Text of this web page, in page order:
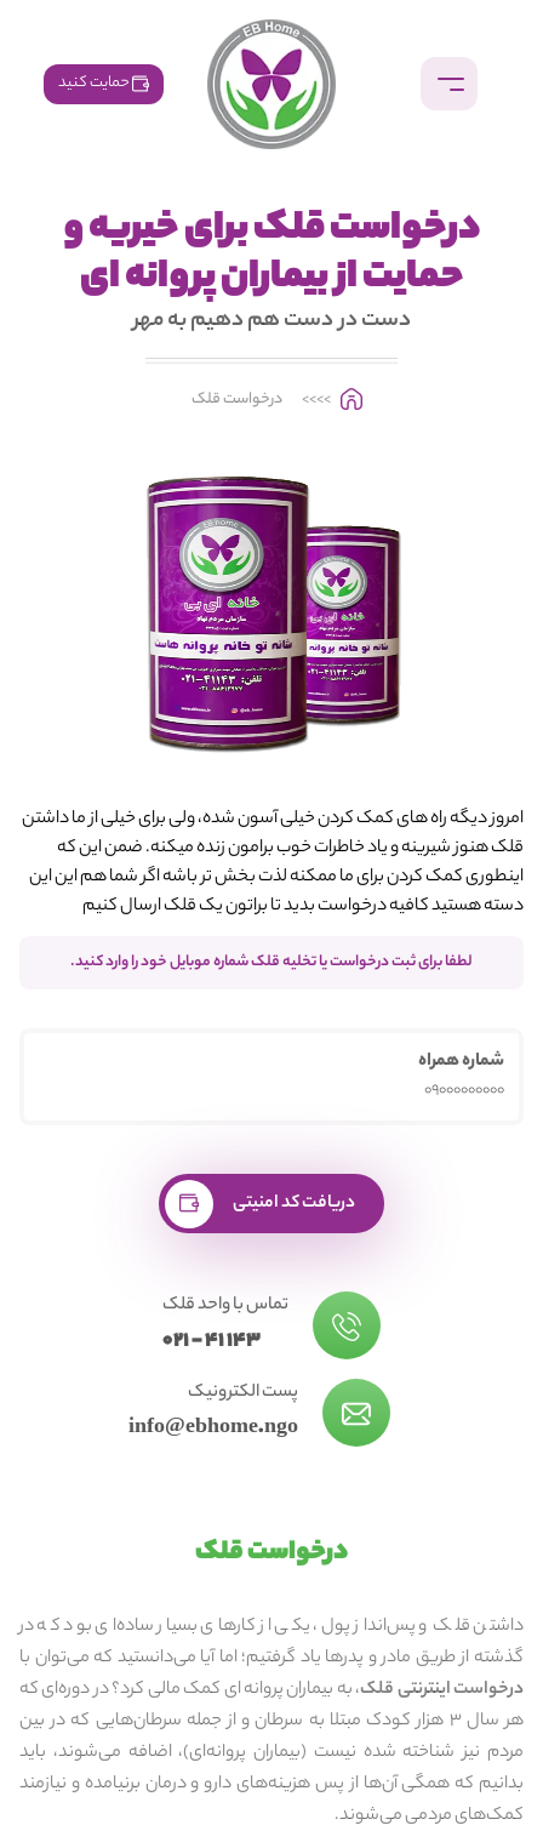
حمایت کنید
درخواست قلک برای خیریه و
حمایت از بیماران پروانه ای
دست در دست هم دهیم به مهر
>>>> درخواست قلک
امروز دیگه راه های کمک کردن خیلی آسون شده، ولی برای خیلی از ما داشتن
قلک هنوز شیرینه و یاد خاطرات خوب برامون زنده میکنه. ضمن این که
اینطوری کمک کردن برای ما ممکنه لذت بخش تر باشه اگر شما هم این این
دسته هستید کافیه درخواست بدید تا براتون یک قلک ارسال کنیم
لطفا برای ثبت درخواست یا تخلیه قلک شماره موبایل خود را وارد کنید.
شماره همراه
دریافت کد امنیتی
تماس با واحد قلک
021 - 41 143
پست الکترونیک
info@ebhome.ngo
درخواست قلک
داشتن قلک و پس‌انداز پول، یکی از کارهای بسیار ساده‌ای بود که در
گذشته از طریق مادر و پدرها یاد گرفتیم؛ اما آیا می‌دانستید که می‌توان با
درخواست اینترنتی قلک، به بیماران پروانه ای کمک مالی کرد؟ در دوره‌ای که
هر سال 3 هزار کودک مبتلا به سرطان و از جمله سرطان‌هایی که در بین
مردم نیز شناخته شده نیست (بیماران پروانه‌ای)، اضافه می‌شوند، باید
بدانیم که همگی آن‌ها از پس هزینه‌های دارو و درمان برنیامده و نیازمند
کمک‌های مردمی می‌شوند.